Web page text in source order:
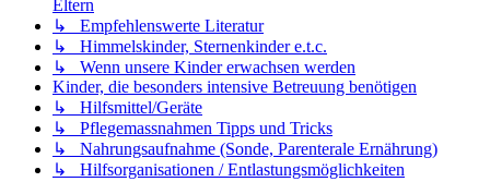
Eltern
↳ Empfehlenswerte Literatur
↳ Himmelskinder, Sternenkinder e.t.c.
↳ Wenn unsere Kinder erwachsen werden
Kinder, die besonders intensive Betreuung benötigen
↳ Hilfsmittel/Geräte
↳ Pflegemassnahmen Tipps und Tricks
↳ Nahrungsaufnahme (Sonde, Parenterale Ernährung)
↳ Hilfsorganisationen / Entlastungsmöglichkeiten